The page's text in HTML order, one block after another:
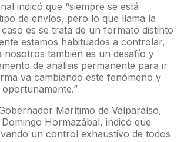
indicó que “siempre se está
de envíos, pero lo que llama la
es se trata de un formato distinto
estamos habituados a controlar,
también es un desafío y
de análisis permanente para ir
va cambiando este fenómeno y
Marítimo de Valparaíso,
Hormazábal, indicó que
un control exhaustivo de todos